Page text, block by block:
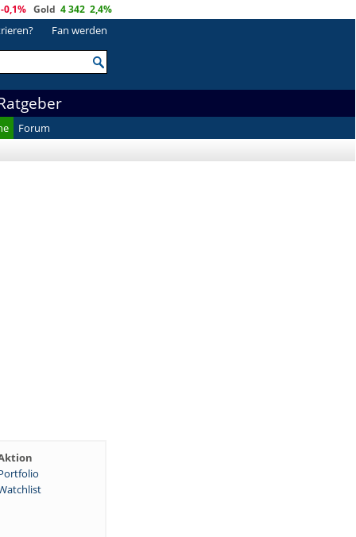
-0,1% Gold 4 342 2,4%
Fan werden
Forum